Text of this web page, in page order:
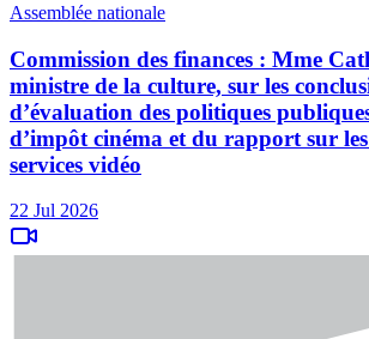
Assemblée nationale
Commission des finances : Mme
ministre de la culture, sur les
d’évaluation des politiques
d’impôt cinéma et du rapport sur
services vidéo
22 Jul 2026